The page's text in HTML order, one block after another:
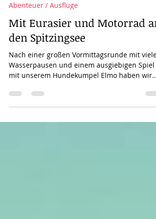
Eurasier von der Maxn Au
22. Mai 2023
2 Min. Lesezeit
Abenteuer / Ausflüge
Mit Eurasier und Motorrad an
den Spitzingsee
Nach einer großen Vormittagsrunde mit
mit unserem Hundekumpel Elmo haben wir
unsere...